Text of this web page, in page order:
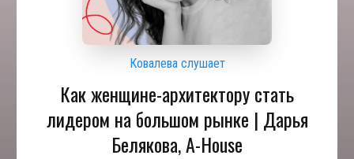
Ковалева слушает
Как женщине-архитектору стать
лидером на большом рынке | Дарья
Белякова, A-House